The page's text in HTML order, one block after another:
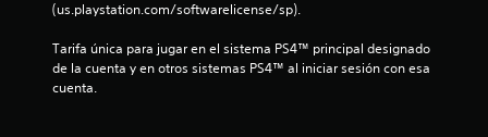
c
a
(us.playstation.com/softwarelicense/sp).
Tarifa única para jugar en el sistema PS4™ principal designado
de la cuenta y en otros sistemas PS4™ al iniciar sesión con esa
cuenta.